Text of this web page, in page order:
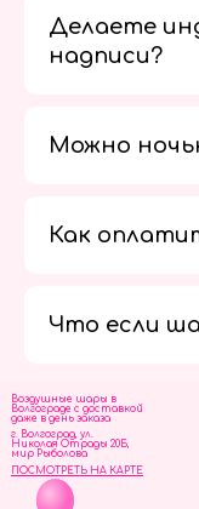
Делаете
надписи?
Можно
Как
Что если
Воздушные шары в
Волгограде с доставкой
даже в день заказа
г. Волгоград, ул.
Николая Отрады 20Б,
мир Рыболова
ПОСМОТРЕТЬ НА КАРТЕ